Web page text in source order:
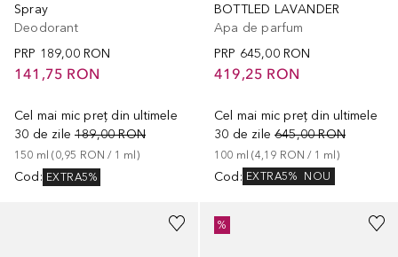
Spray
Deodorant
PRP 189,00 RON
141,75 RON
Cel mai mic preț din ultimele
30 de zile 189,00 RON
150 ml (0,95 RON / 1 ml )
Cod : EXTRA5%
BOTTLED LAVANDER
Apa de parfum
PRP 645,00 RON
419,25 RON
Cel mai mic preț din ultimele
30 de zile 645,00 RON
100 ml (4,19 RON / 1 ml)
Cod : EXTRA5% NOU
%